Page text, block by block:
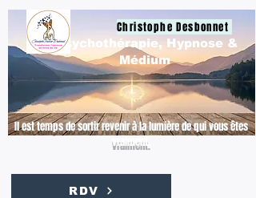
Christophe Desbonnet
Il est temps de sortir revenir à la lumière de qui vous êtes
vraiment.
Psychothérapie, Hypnose &
Médium
RDV